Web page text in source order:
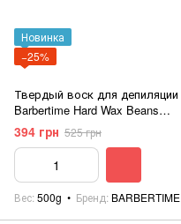
Новинка
−25%
Твердый воск для депиляции
Barbertime Hard Wax Beans
(Natural) 500g
394 грн 525 грн
Вес 500g Бренд BARBERTIME